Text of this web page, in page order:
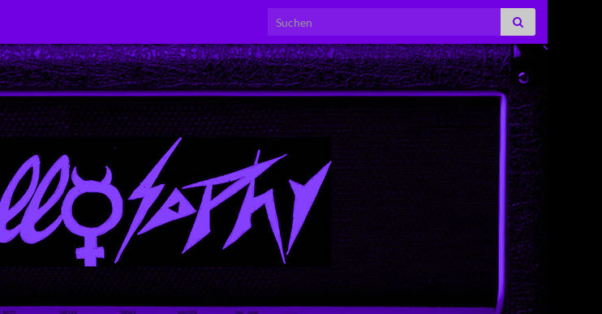
Search for: